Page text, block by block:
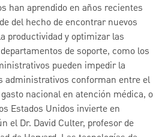
han aprendido en años recientes
del hecho de encontrar nuevos
productividad y optimizar las
de soporte, como los
pueden impedir la
administrativos conforman entre el
nacional en atención médica, o
Estados Unidos invierte en
el Dr. David Culter, profesor de